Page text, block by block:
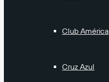
Club América
Cruz Azul